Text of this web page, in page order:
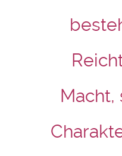
Macht,